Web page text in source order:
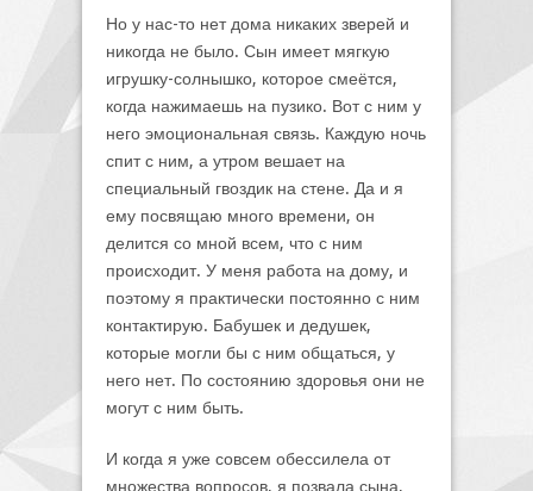
Но у нас-то нет дома никаких зверей и
никогда не было. Сын имеет мягкую
игрушку-солнышко, которое смеётся,
когда нажимаешь на пузико. Вот с ним у
него эмоциональная связь. Каждую ночь
спит с ним, а утром вешает на
специальный гвоздик на стене. Да и я
ему посвящаю много времени, он
делится со мной всем, что с ним
происходит. У меня работа на дому, и
поэтому я практически постоянно с ним
контактирую. Бабушек и дедушек,
которые могли бы с ним общаться, у
него нет. По состоянию здоровья они не
могут с ним быть.
И когда я уже совсем обессилела от
множества вопросов, я позвала сына,